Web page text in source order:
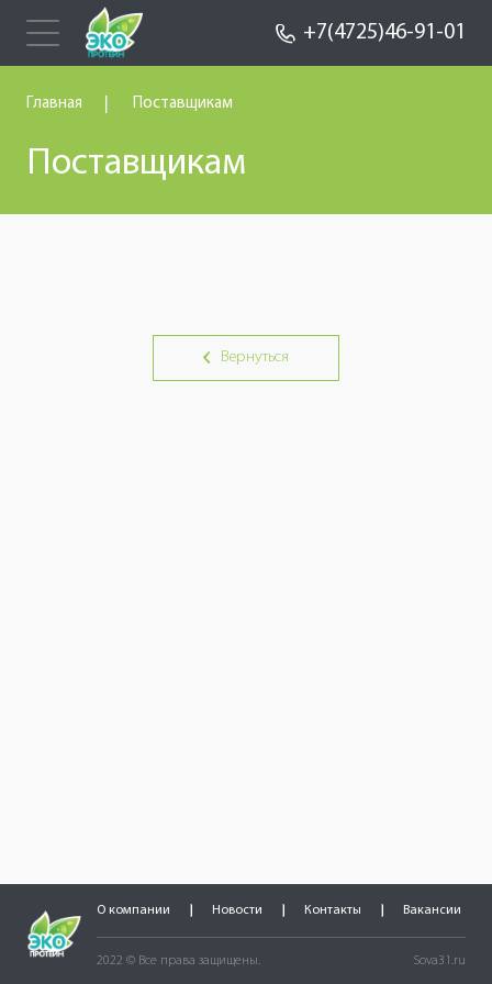
+7(4725)46-91-01
Главная Поставщикам
Поставщикам
Вернуться
О компании Новости Контакты Вакансии
2022 © Все права защищены. Sova31.ru